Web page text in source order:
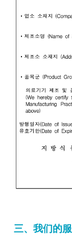
三、我们的